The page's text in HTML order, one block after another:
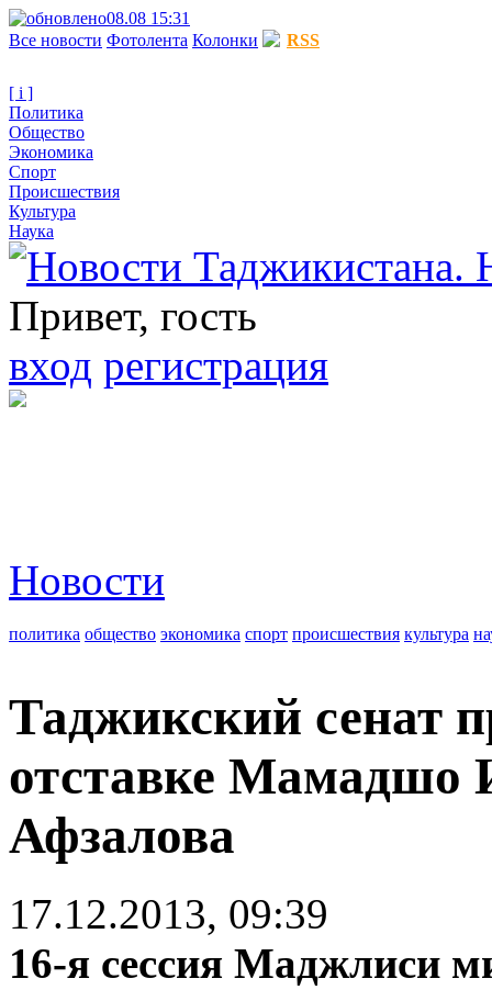
08.08 15:31
Все новости Фотолента Колонки RSS
[ i ]
Политика
Общество
Экономика
Спорт
Происшествия
Культура
Наука
Привет, гость
вход регистрация
Новости
политика общество экономика спорт происшествия культура
Таджикский сенат
отставке Мамадшо
Афзалова
17.12.2013, 09:39
16-я сессия Маджлиси